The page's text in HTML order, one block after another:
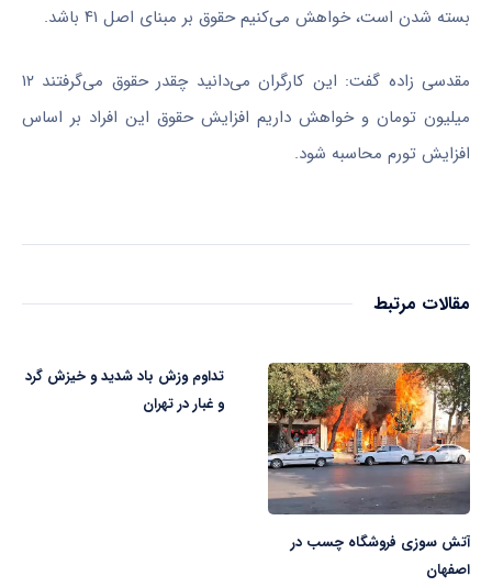
بسته شدن است، خواهش می‌کنیم حقوق بر مبنای اصل ۴۱ باشد.
مقدسی زاده گفت: این کارگران می‌دانید چقدر حقوق می‌گرفتند ۱۲
میلیون تومان و خواهش داریم افزایش حقوق این افراد بر اساس
افزایش تورم محاسبه شود.
مقالات مرتبط
آتش سوزی فروشگاه چسب در
اصفهان
تداوم وزش باد شدید و خیزش گرد
و غبار در تهران